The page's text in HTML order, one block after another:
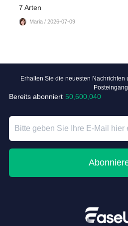
7 Arten
Maria / 2026-07-09
Erhalten Sie die neuesten Nachrichten
Posteingang.
Bereits abonniert 50,600,040